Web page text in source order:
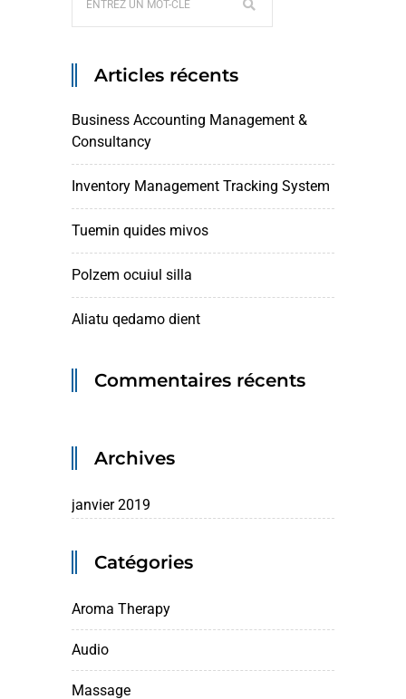
Articles récents
Business Accounting Management &
Consultancy
Inventory Management Tracking System
Tuemin quides mivos
Polzem ocuiul silla
Aliatu qedamo dient
Commentaires récents
Archives
janvier 2019
Catégories
Aroma Therapy
Audio
Massage